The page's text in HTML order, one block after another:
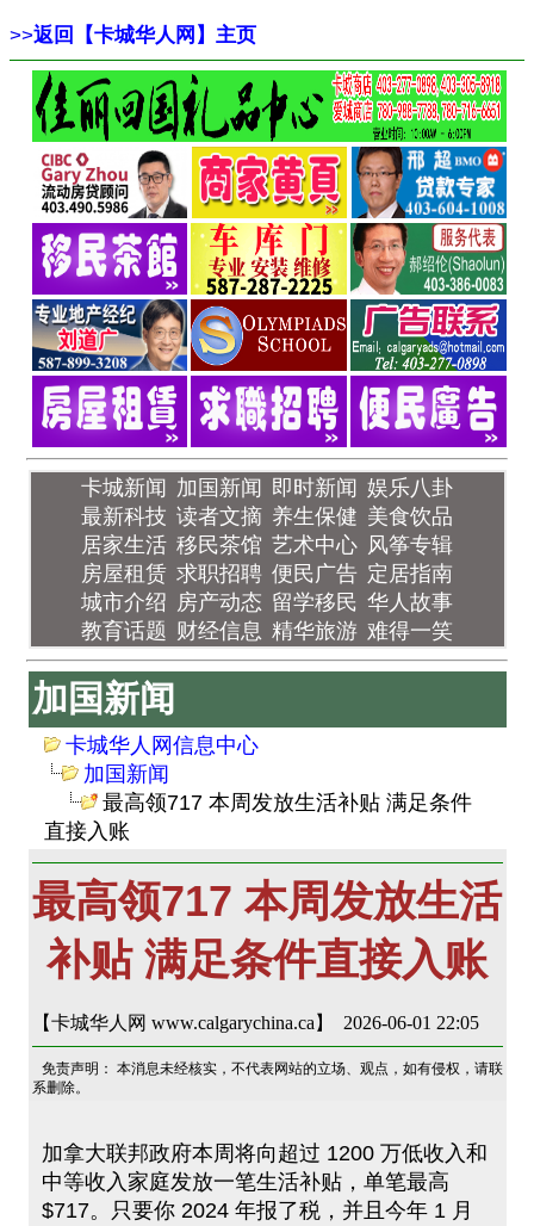
>>返回【卡城华人网】主页
卡城新闻 加国新闻 即时新闻 娱乐八卦
最新科技 读者文摘 养生保健 美食饮品
居家生活 移民茶馆 艺术中心 风筝专辑
房屋租赁 求职招聘 便民广告 定居指南
城市介绍 房产动态 留学移民 华人故事
教育话题 财经信息 精华旅游 难得一笑
加国新闻
卡城华人网信息中心
加国新闻
最高领717 本周发放生活补贴 满足条件
直接入账
最高领717 本周发放生活
补贴 满足条件直接入账
【卡城华人网 www.calgarychina.ca】 2026-06-01 22:05
免责声明： 本消息未经核实，不代表网站的立场、观点，如有侵权，请联
系删除。
加拿大联邦政府本周将向超过 1200 万低收入和
中等收入家庭发放一笔生活补贴，单笔最高
$717。只要你 2024 年报了税，并且今年 1 月